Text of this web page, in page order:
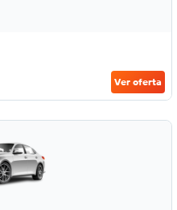
Ver oferta